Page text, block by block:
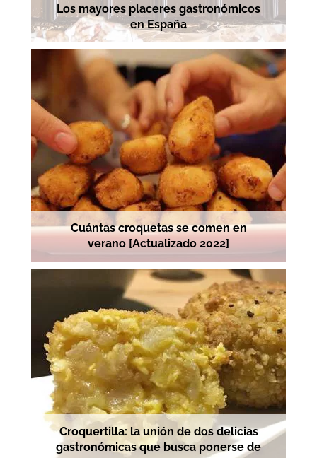
Los mayores placeres gastronómicos
en España
Cuántas croquetas se comen en
verano [Actualizado 2022]
Croquertilla: la unión de dos delicias
gastronómicas que busca ponerse de